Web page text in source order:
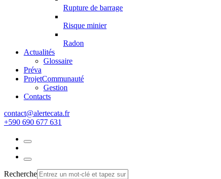
Rupture de barrage
Risque minier
Radon
Actualités
Glossaire
Préva
ProjetCommunauté
Gestion
Contacts
rf.atacetrela@tcatnoc
+590 690 677 631
Recherche